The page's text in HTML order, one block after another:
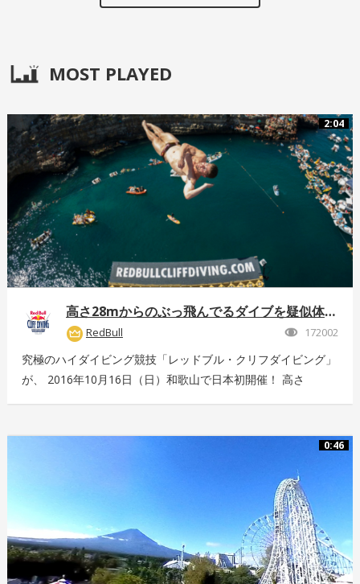
MOST PLAYED
2:04
高さ28mからのぶっ飛んでるダイブを疑似体験！
RedBull 172002
究極のハイダイビング競技「レッドブル・クリフダイビング」
が、 2016年10月16日（日）和歌山で日本初開催！ 高さ
こちら：http://www.redbull.com/cliff-diving
0:46